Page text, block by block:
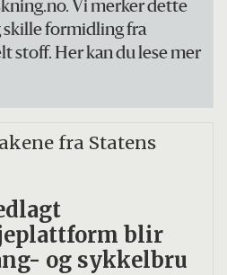
Vi merker dette
formidling fra
stoff. Her kan du lese mer
fra Statens
blir
og sykkelbru